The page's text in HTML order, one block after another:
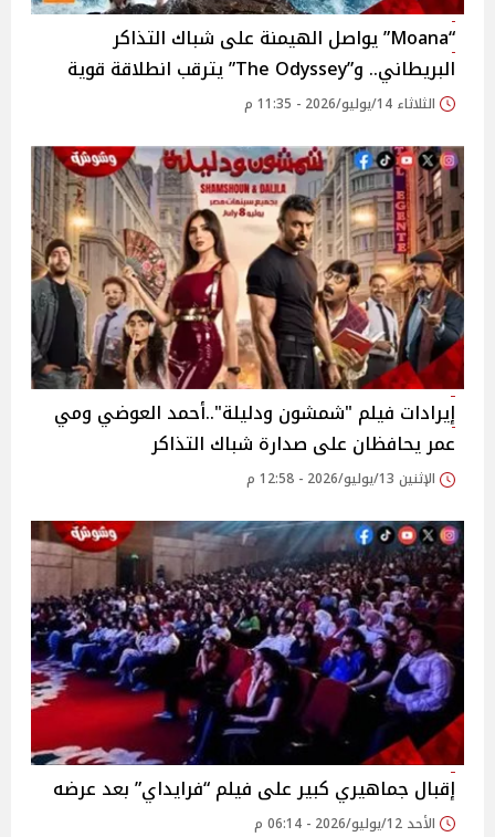
“Moana” يواصل الهيمنة على شباك التذاكر
البريطاني.. و”The Odyssey” يترقب انطلاقة قوية
الثلاثاء 14/يوليو/2026 - 11:35 م
إيرادات فيلم "شمشون ودليلة"..أحمد العوضي ومي
عمر يحافظان على صدارة شباك التذاكر
الإثنين 13/يوليو/2026 - 12:58 م
إقبال جماهيري كبير على فيلم “فرايداي” بعد عرضه
الأحد 12/يوليو/2026 - 06:14 م